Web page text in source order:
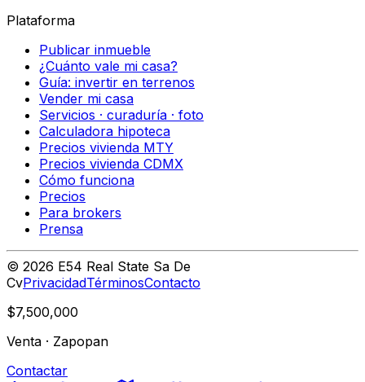
Plataforma
Publicar inmueble
¿Cuánto vale mi casa?
Guía: invertir en terrenos
Vender mi casa
Servicios · curaduría · foto
Calculadora hipoteca
Precios vivienda MTY
Precios vivienda CDMX
Cómo funciona
Precios
Para brokers
Prensa
© 2026 E54 Real State Sa De
CvPrivacidadTérminosContacto
$7,500,000
Venta · Zapopan
Contactar